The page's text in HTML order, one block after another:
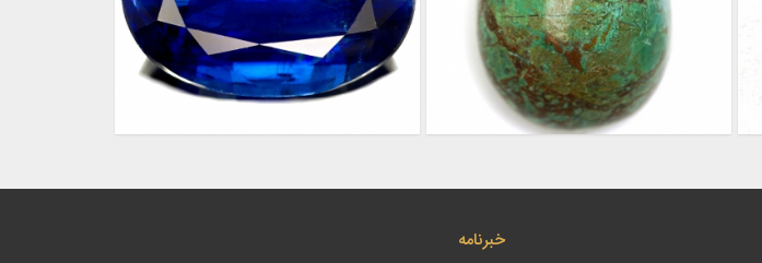
خبرنامه